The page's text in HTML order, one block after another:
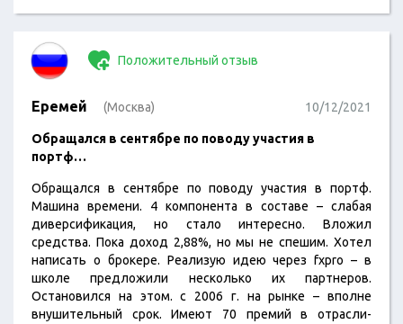
Положительный отзыв
Еремей (Москва) 10/12/2021
Обращался в сентябре по поводу участия в
портф…
Обращался в сентябре по поводу участия в портф.
Машина времени. 4 компонента в составе – слабая
диверсификация, но стало интересно. Вложил
средства. Пока доход 2,88%, но мы не спешим. Хотел
написать о брокере. Реализую идею через fxpro – в
школе предложили несколько их партнеров.
Остановился на этом. с 2006 г. на рынке – вполне
внушительный срок. Имеют 70 премий в отрасли-